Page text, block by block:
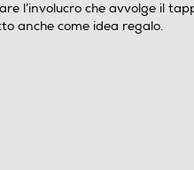
l’involucro che avvolge il
anche come idea regalo.